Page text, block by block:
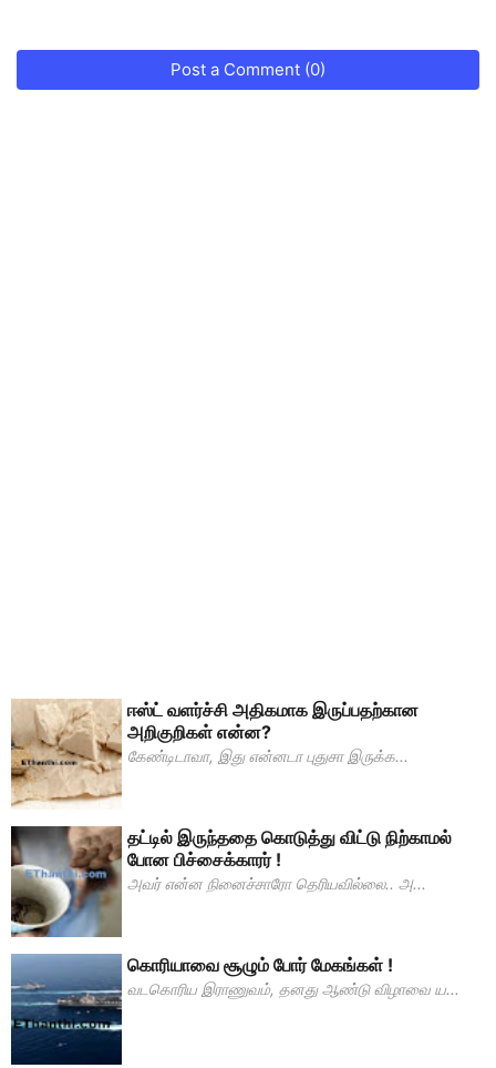
Post a Comment (0)
ஈஸ்ட் வளர்ச்சி அதிகமாக இருப்பதற்கான
அறிகுறிகள் என்ன?
கேண்டிடாவா, இது என்னடா புதுசா இருக்க...
தட்டில் இருந்ததை கொடுத்து விட்டு நிற்காமல்
போன பிச்சைக்காரர் !
அவர் என்ன நினைச்சாரோ தெரியவில்லை.. அ...
கொரியாவை சூழும் போர் மேகங்கள் !
வடகொரிய இராணுவம், தனது ஆண்டு விழாவை ய...